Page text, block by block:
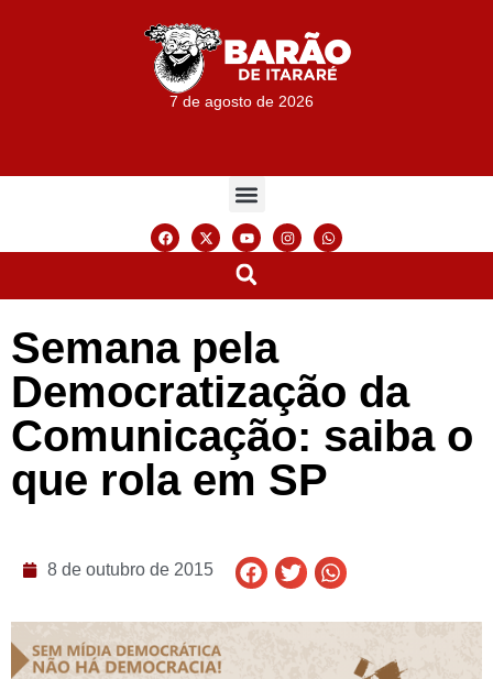
7 de agosto de 2026
Semana pela
Democratização da
Comunicação: saiba o
que rola em SP
8 de outubro de 2015